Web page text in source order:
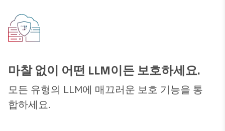
마찰 없이 어떤 LLM이든 보호하세요.
모든 유형의 LLM에 매끄러운 보호 기능을 통
합하세요.